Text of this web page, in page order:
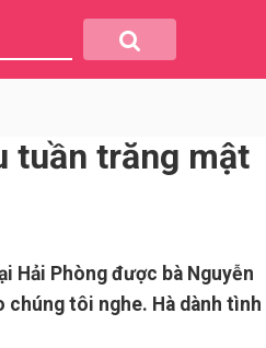
tuần trăng mật
Hải Phòng được bà Nguyễn
chúng tôi nghe. Hà dành tình